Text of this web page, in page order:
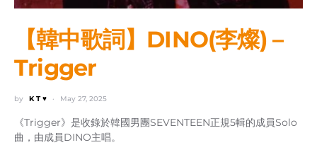
【韓中歌詞】DINO(李燦) –
Trigger
by K T ♥ May 27, 2025
《Trigger》是收錄於韓國男團SEVENTEEN正規5輯的成員Solo
曲，由成員DINO主唱。